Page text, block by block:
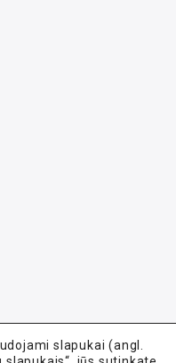
slapukai (angl.